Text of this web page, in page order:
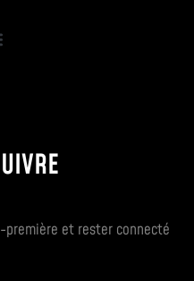
et rester connecté